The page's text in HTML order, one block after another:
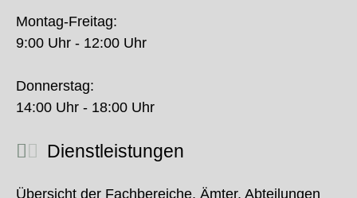
Montag-Freitag:
9:00 Uhr - 12:00 Uhr
Donnerstag:
14:00 Uhr - 18:00 Uhr
Dienstleistungen
Übersicht der Fachbereiche, Ämter, Abteilungen